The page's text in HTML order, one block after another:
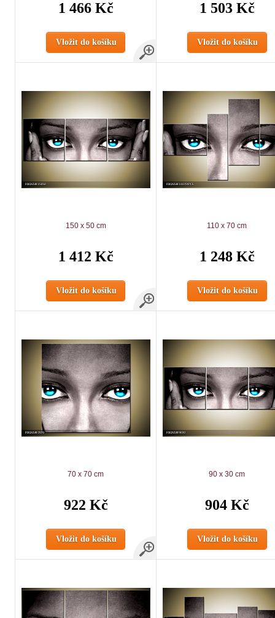
1 466 Kč
Vložit do košíku
1 503 Kč
Vložit do košíku
150 x 50 cm
1 412 Kč
Vložit do košíku
110 x 70 cm
1 248 Kč
Vložit do košíku
70 x 70 cm
922 Kč
Vložit do košíku
90 x 30 cm
904 Kč
Vložit do košíku